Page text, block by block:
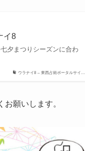
ウラナイ8 – 東西占術ポータルサイ…
イ8
夕まつりシーズンに合わ
願いします。